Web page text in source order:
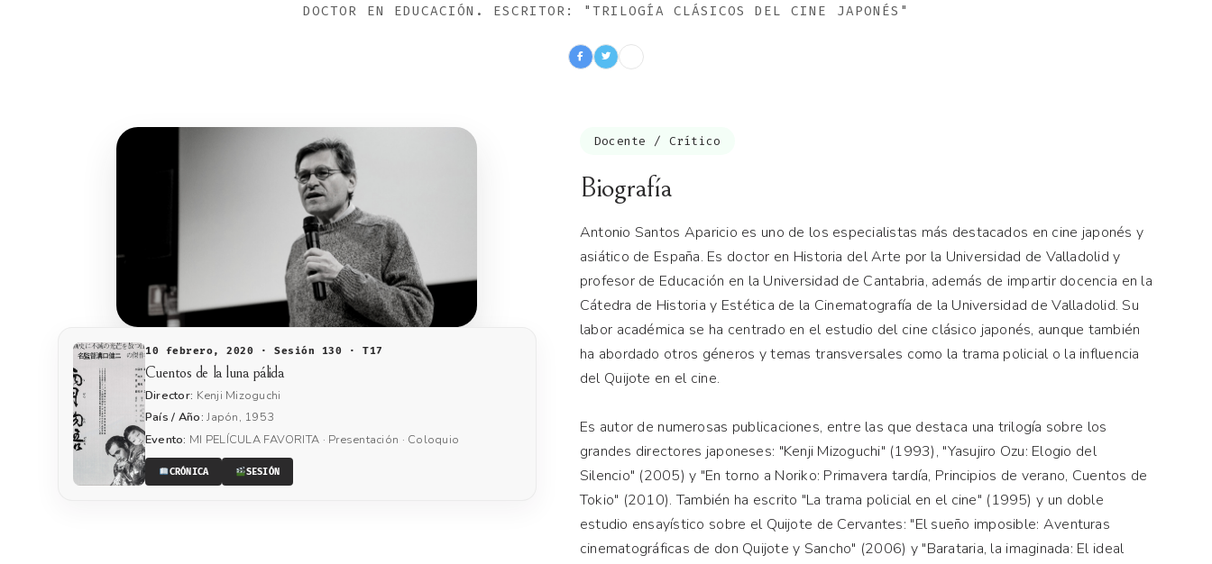
DOCTOR EN EDUCACIÓN. ESCRITOR: "TRILOGÍA CLÁSICOS DEL CINE JAPONÉS"
10 febrero, 2020 · Sesión 130 · T17
Cuentos de la luna pálida
Director: Kenji Mizoguchi
País / Año: Japón, 1953
Evento: MI PELÍCULA FAVORITA · Presentación · Coloquio
CRÓNICA SESIÓN
Docente / Crítico
Biografía
Antonio Santos Aparicio es uno de los especialistas más destacados en cine japonés y
asiático de España. Es doctor en Historia del Arte por la Universidad de Valladolid y
profesor de Educación en la Universidad de Cantabria, además de impartir docencia en la
Cátedra de Historia y Estética de la Cinematografía de la Universidad de Valladolid. Su
labor académica se ha centrado en el estudio del cine clásico japonés, aunque también
ha abordado otros géneros y temas transversales como la trama policial o la influencia
del Quijote en el cine.
Es autor de numerosas publicaciones, entre las que destaca una trilogía sobre los
grandes directores japoneses: "Kenji Mizoguchi" (1993), "Yasujiro Ozu: Elogio del
Silencio" (2005) y "En torno a Noriko: Primavera tardía, Principios de verano, Cuentos de
Tokio" (2010). También ha escrito "La trama policial en el cine" (1995) y un doble
estudio ensayístico sobre el Quijote de Cervantes: "El sueño imposible: Aventuras
cinematográficas de don Quijote y Sancho" (2006) y "Barataria, la imaginada: El ideal